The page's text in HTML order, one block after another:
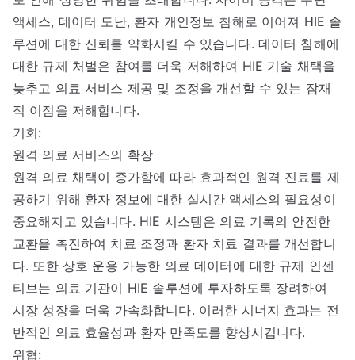
액세스, 데이터 도난, 환자 개인정보 침해로 이어져 HIE 솔
루션에 대한 신뢰를 약화시킬 수 있습니다. 데이터 침해에
대한 규제 처벌은 참여를 더욱 저해하여 HIE 기술 채택을
늦추고 의료 서비스 제공 및 조정을 개선할 수 있는 잠재
적 이점을 저해합니다.
기회:
원격 의료 서비스의 확장
원격 의료 채택이 증가함에 따라 효과적인 원격 진료를 제
공하기 위해 환자 정보에 대한 실시간 액세스의 필요성이
중요해지고 있습니다. HIE 시스템은 의료 기록의 안전한
교환을 촉진하여 치료 조정과 환자 치료 결과를 개선합니
다. 또한 상호 운용 가능한 의료 데이터에 대한 규제 인센
티브는 의료 기관이 HIE 솔루션에 투자하도록 장려하여
시장 성장을 더욱 가속화합니다. 이러한 시너지 효과는 전
반적인 의료 효율성과 환자 만족도를 향상시킵니다.
위협: